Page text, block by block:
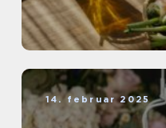
14. februar 2025